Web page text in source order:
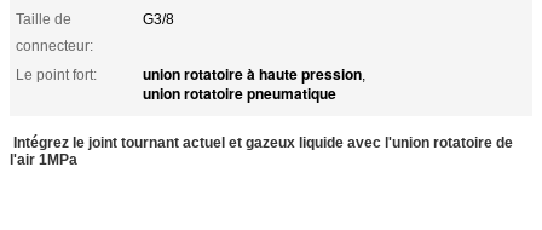
Taille de
connecteur:
G3/8
Le point fort: union rotatoire à haute pression,
union rotatoire pneumatique
Intégrez le joint tournant actuel et gazeux liquide avec l'union rotatoire de
l'air 1MPa